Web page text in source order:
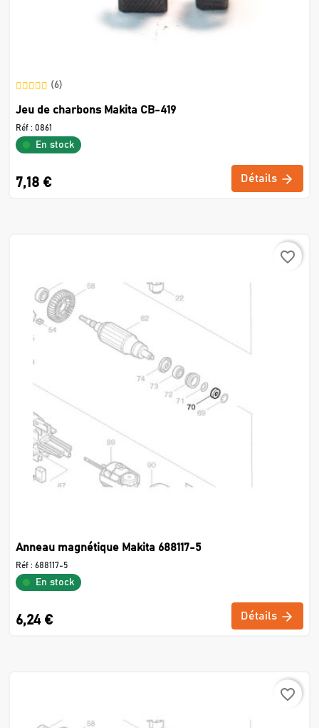
(6)
Jeu de charbons Makita CB-419
Réf : 0861
En stock
7,18 € Détails
favorite_border
Anneau magnétique Makita 688117-5
Réf : 688117-5
En stock
6,24 € Détails
favorite_border